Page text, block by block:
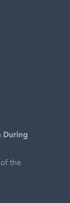
During
the